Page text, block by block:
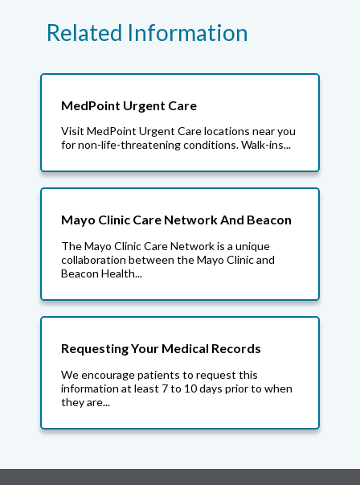
Related Information
MedPoint Urgent Care
Visit MedPoint Urgent Care locations near you
for non-life-threatening conditions. Walk-ins...
Mayo Clinic Care Network And Beacon
The Mayo Clinic Care Network is a unique
collaboration between the Mayo Clinic and
Beacon Health...
Requesting Your Medical Records
We encourage patients to request this
information at least 7 to 10 days prior to when
they are...